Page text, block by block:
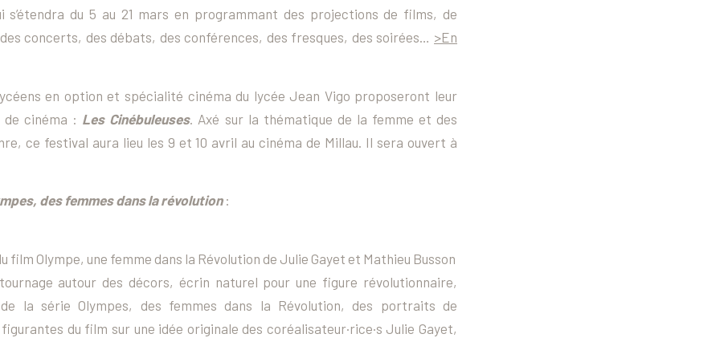
s’étendra du 5 au 21 mars en programmant des projections de films, de
concerts, des débats, des conférences, des fresques, des soirées… >En
en option et spécialité cinéma du lycée Jean Vigo proposeront leur
cinéma : Les Cinébuleuses. Axé sur la thématique de la femme et des
ce festival aura lieu les 9 et 10 avril au cinéma de Millau. Il sera ouvert à
des femmes dans la révolution:
film Olympe, une femme dans la Révolution de Julie Gayet et Mathieu Busson
autour des décors, écrin naturel pour une figure révolutionnaire,
la série Olympes, des femmes dans la Révolution, des portraits de
du film sur une idée originale des coréalisateur·rice·s Julie Gayet,